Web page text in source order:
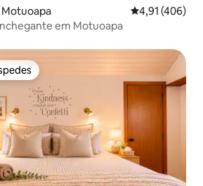
Motuoapa 4,91 de uma
4,91 (406)
em Motuoapa
dos hóspedes